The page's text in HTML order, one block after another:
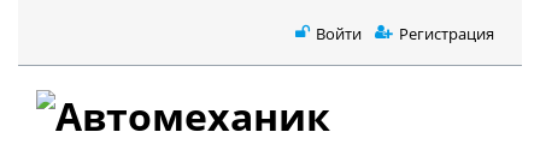
Войти Регистрация